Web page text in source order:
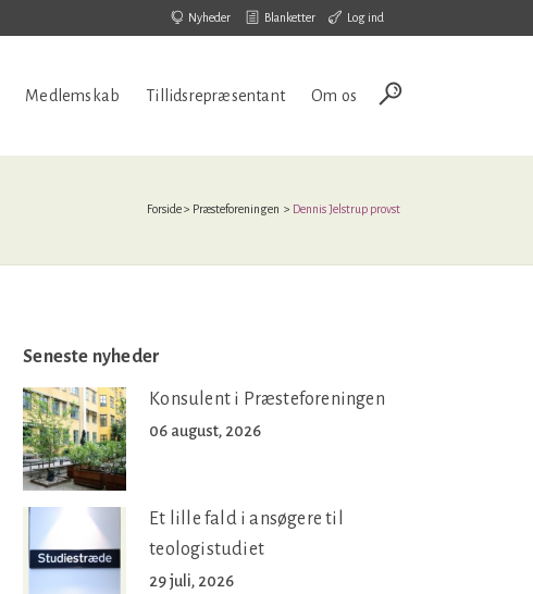
Nyheder Blanketter Log ind
Medlemskab Tillidsrepræsentant Om os
Forside> Præsteforeningen > Dennis Jelstrup provst
Seneste nyheder
Konsulent i Præsteforeningen
06 august, 2026
Et lille fald i ansøgere til
teologistudiet
29 juli, 2026